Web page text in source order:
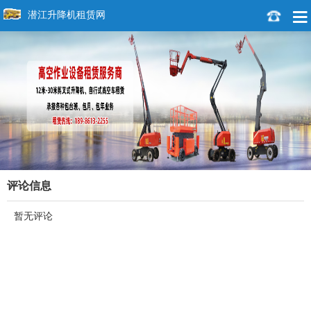
潜江升降机租赁网
评论信息
暂无评论